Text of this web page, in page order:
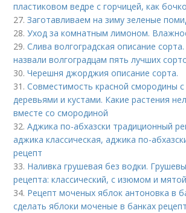
пластиковом ведре с горчицей, как
27.Заготавливаем на зиму зеленые
28.Уход за комнатным лимоном.
29.Слива волгоградская описание
назвали волгоградцам пять лучших
30.Черешня джорджия описание сорта.
31.Совместимость красной смородины с
деревьями и кустами. Какие растения
вместе со смородиной
32.Аджика по-абхазски традиционный
аджика классическая, аджика по-
рецепт
33. Наливка грушевая без водки.
рецепта: классический, с изюмом и мятой
34. Рецепт моченых яблок антоновка в
сделать яблоки моченые в банках